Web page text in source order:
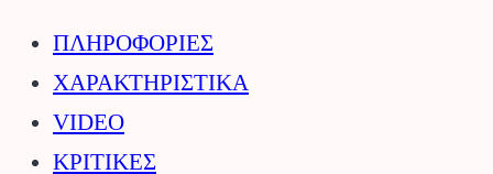
SCHEURICH.
ποσότητα
ΠΛΗΡΟΦΟΡΙΕΣ
ΧΑΡΑΚΤΗΡΙΣΤΙΚΑ
VIDEO
ΚΡΙΤΙΚΕΣ